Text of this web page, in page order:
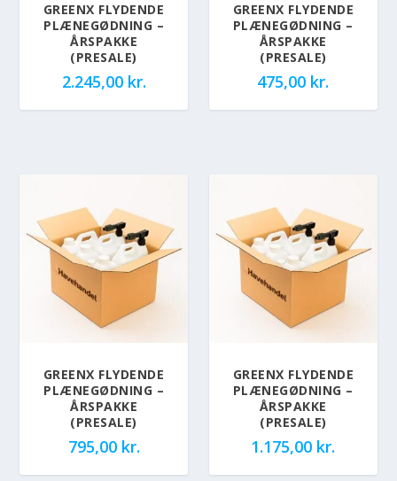
GREENX FLYDENDE
PLÆNEGØDNING –
ÅRSPAKKE
(PRESALE)
2.245,00 kr.
GREENX FLYDENDE
PLÆNEGØDNING –
ÅRSPAKKE
(PRESALE)
475,00 kr.
GREENX FLYDENDE
PLÆNEGØDNING –
ÅRSPAKKE
(PRESALE)
795,00 kr.
GREENX FLYDENDE
PLÆNEGØDNING –
ÅRSPAKKE
(PRESALE)
1.175,00 kr.